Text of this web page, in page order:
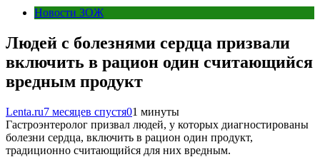
Новости ЗОЖ
Людей с болезнями сердца призвали
включить в рацион один считающийся
вредным продукт
Lenta.ru7 месяцев спустя01 минуты
Гастроэнтеролог призвал людей, у которых диагностированы
болезни сердца, включить в рацион один продукт,
традиционно считающийся для них вредным.